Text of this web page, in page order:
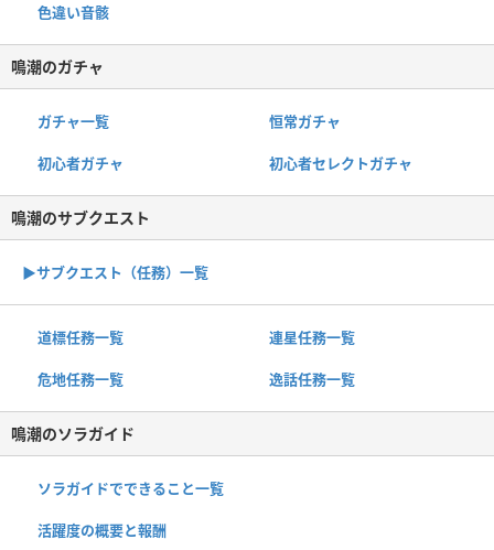
色違い音骸
鳴潮のガチャ
ガチャ一覧 恒常ガチャ
初心者ガチャ 初心者セレクトガチャ
鳴潮のサブクエスト
▶︎サブクエスト（任務）一覧
道標任務一覧 連星任務一覧
危地任務一覧 逸話任務一覧
鳴潮のソラガイド
ソラガイドでできること一覧
活躍度の概要と報酬